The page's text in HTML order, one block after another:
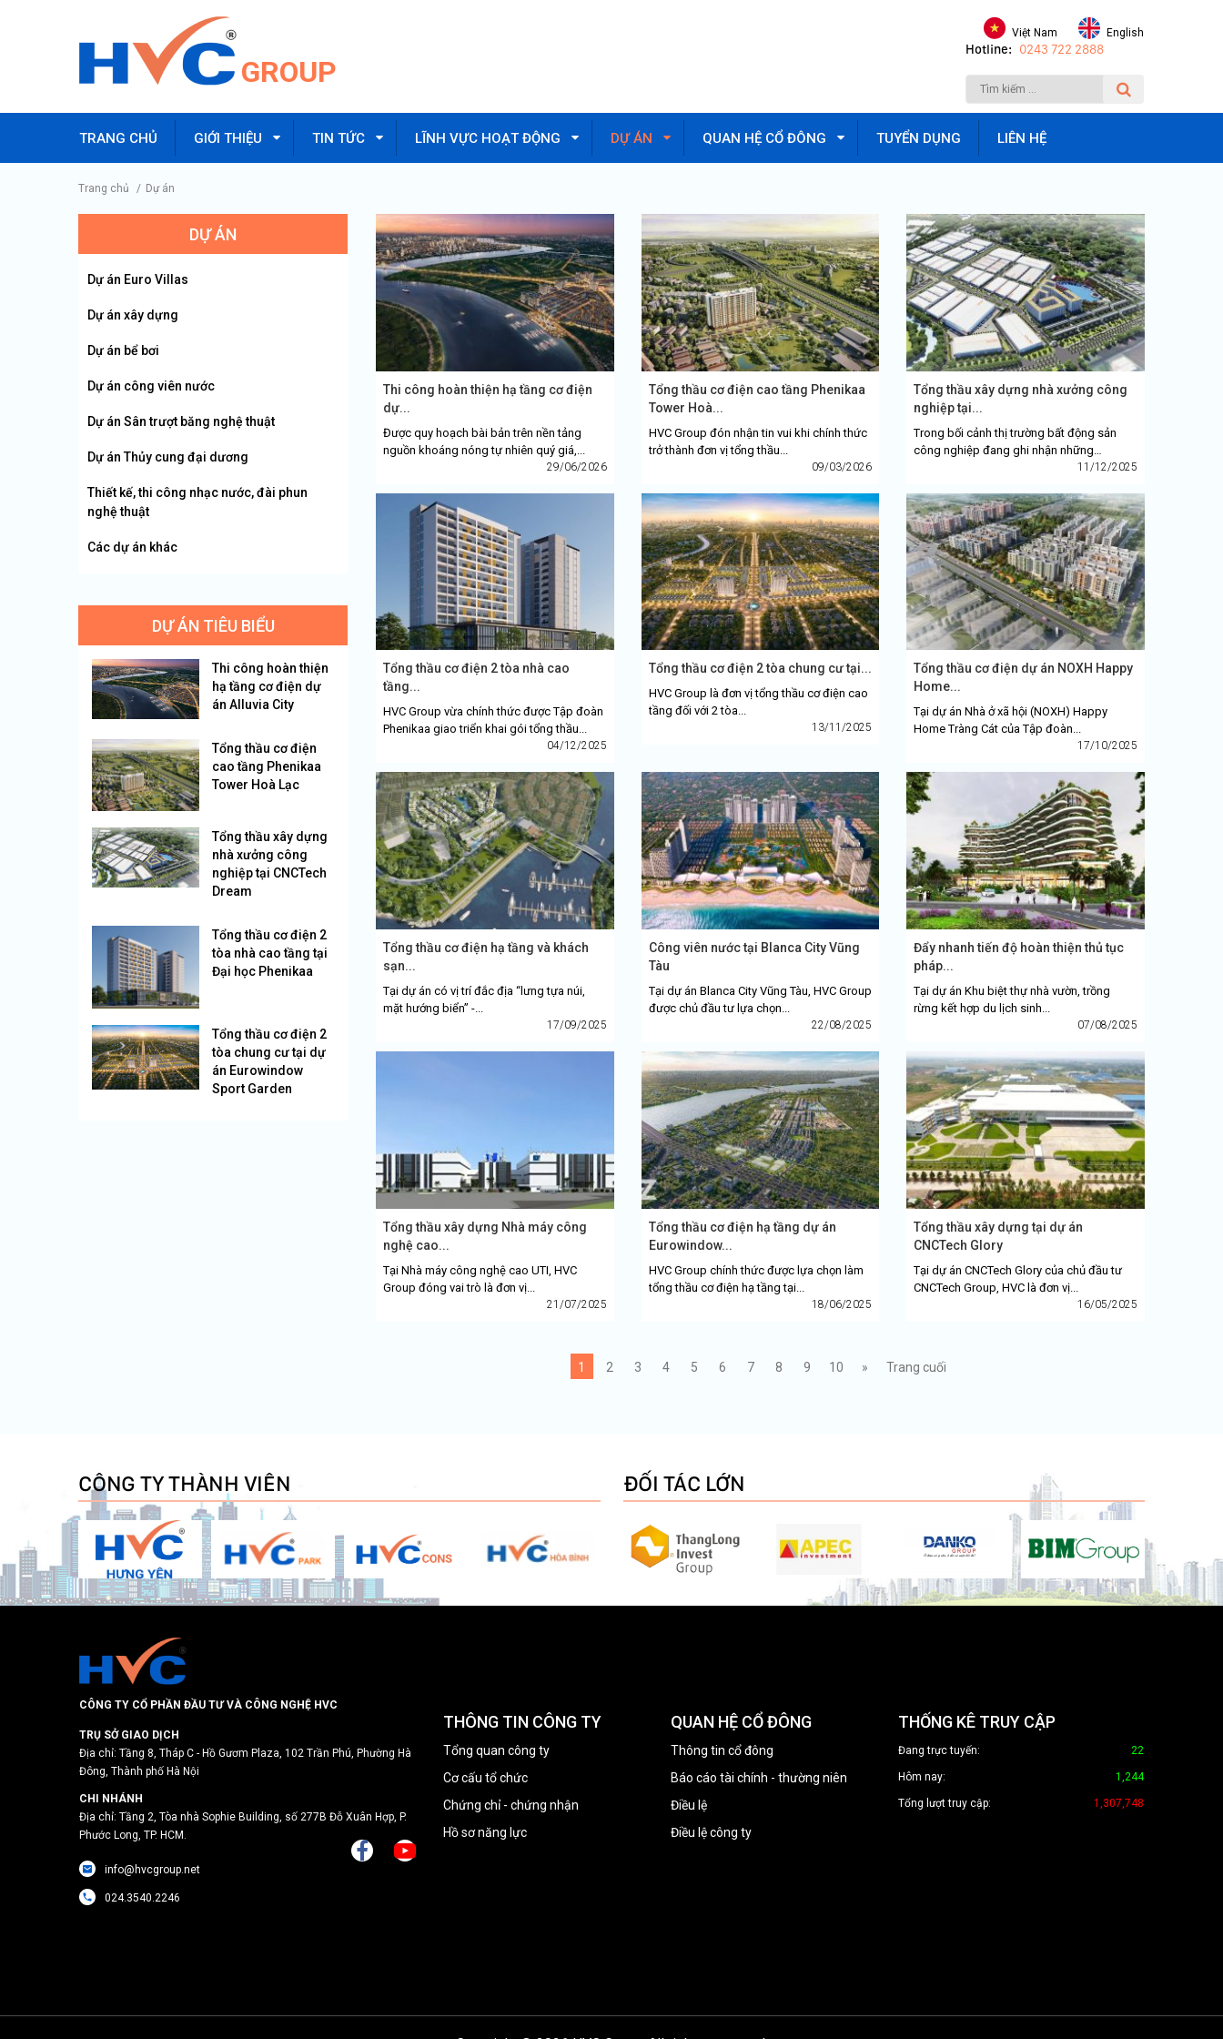
GROUP
Việt Nam English
Hotline: 0243 722 2888
TRANG CHỦ GIỚI THIỆU TIN TỨC LĨNH VỰC HOẠT ĐỘNG DỰ ÁN QUAN HỆ CỔ ĐÔNG TUYỂN DỤNG LIÊN HỆ
Trang chủ / Dự án
Thi công hoàn thiện hạ tầng cơ điện
dự...
Được quy hoạch bài bản trên nền tảng
nguồn khoáng nóng tự nhiên quý giá,...
29/06/2026
Tổng thầu cơ điện cao tầng Phenikaa
Tower Hoà...
HVC Group đón nhận tin vui khi chính thức
trở thành đơn vị tổng thầu...
09/03/2026
Tổng thầu xây dựng nhà xưởng công
nghiệp tại...
Trong bối cảnh thị trường bất động sản
công nghiệp đang ghi nhận những
11/12/2025
Tổng thầu cơ điện 2 tòa nhà cao
tầng...
HVC Group vừa chính thức được Tập đoàn
Phenikaa giao triển khai gói tổng thầu...
04/12/2025
Tổng thầu cơ điện 2 tòa chung cư tại...
HVC Group là đơn vị tổng thầu cơ điện cao
tầng đối với 2 tòa...
13/11/2025
Tổng thầu cơ điện dự án NOXH Happy
Home...
Tại dự án Nhà ở xã hội (NOXH) Happy
Home Tràng Cát của Tập đoàn...
17/10/2025
Tổng thầu cơ điện hạ tầng và khách
sạn...
Tại dự án có vị trí đắc địa “lưng tựa núi,
mặt hướng biển” -...
17/09/2025
Công viên nước tại Blanca City Vũng
Tàu
Tại dự án Blanca City Vũng Tàu, HVC Group
được chủ đầu tư lựa chọn...
22/08/2025
Đẩy nhanh tiến độ hoàn thiện thủ tục
pháp...
Tại dự án Khu biệt thự nhà vườn, trồng
rừng kết hợp du lịch sinh...
07/08/2025
Tổng thầu xây dựng Nhà máy công
nghệ cao...
Tại Nhà máy công nghệ cao UTI, HVC
Group đóng vai trò là đơn vị...
21/07/2025
Tổng thầu cơ điện hạ tầng dự án
Eurowindow...
HVC Group chính thức được lựa chọn làm
tổng thầu cơ điện hạ tầng tại...
18/06/2025
Tổng thầu xây dựng tại dự án
CNCTech Glory
Tại dự án CNCTech Glory của chủ đầu tư
CNCTech Group, HVC là đơn vị...
16/05/2025
1 2 3 4 5 6 7 8 9 10 » Trang cuối
DỰ ÁN
Dự án Euro Villas
Dự án xây dựng
Dự án bể bơi
Dự án công viên nước
Dự án Sân trượt băng nghệ thuật
Dự án Thủy cung đại dương
Thiết kế, thi công nhạc nước, đài phun
nghệ thuật
Các dự án khác
DỰ ÁN TIÊU BIỂU
Thi công hoàn thiện
hạ tầng cơ điện dự
án Alluvia City
Tổng thầu cơ điện
cao tầng Phenikaa
Tower Hoà Lạc
Tổng thầu xây dựng
nhà xưởng công
nghiệp tại CNCTech
Dream
Tổng thầu cơ điện 2
tòa nhà cao tầng tại
Đại học Phenikaa
Tổng thầu cơ điện 2
tòa chung cư tại dự
án Eurowindow
Sport Garden
CÔNG TY THÀNH VIÊN ĐỐI TÁC LỚN
CÔNG TY CỔ PHẦN ĐẦU TƯ VÀ CÔNG NGHỆ HVC
TRỤ SỞ GIAO DỊCH
Địa chỉ: Tầng 8, Tháp C - Hồ Gươm Plaza, 102 Trần Phú, Phường Hà
Đông, Thành phố Hà Nội
CHI NHÁNH
Địa chỉ: Tầng 2, Tòa nhà Sophie Building, số 277B Đỗ Xuân Hợp, P.
Phước Long, TP. HCM.
info@hvcgroup.net
024.3540.2246
THÔNG TIN CÔNG TY
Tổng quan công ty
Cơ cấu tổ chức
Chứng chỉ - chứng nhận
Hồ sơ năng lực
QUAN HỆ CỔ ĐÔNG
Thông tin cổ đông
Báo cáo tài chính - thường niên
Điều lệ
Điều lệ công ty
THỐNG KÊ TRUY CẬP
Đang trực tuyến: 22
Hôm nay: 1,244
Tổng lượt truy cập: 1,307,748